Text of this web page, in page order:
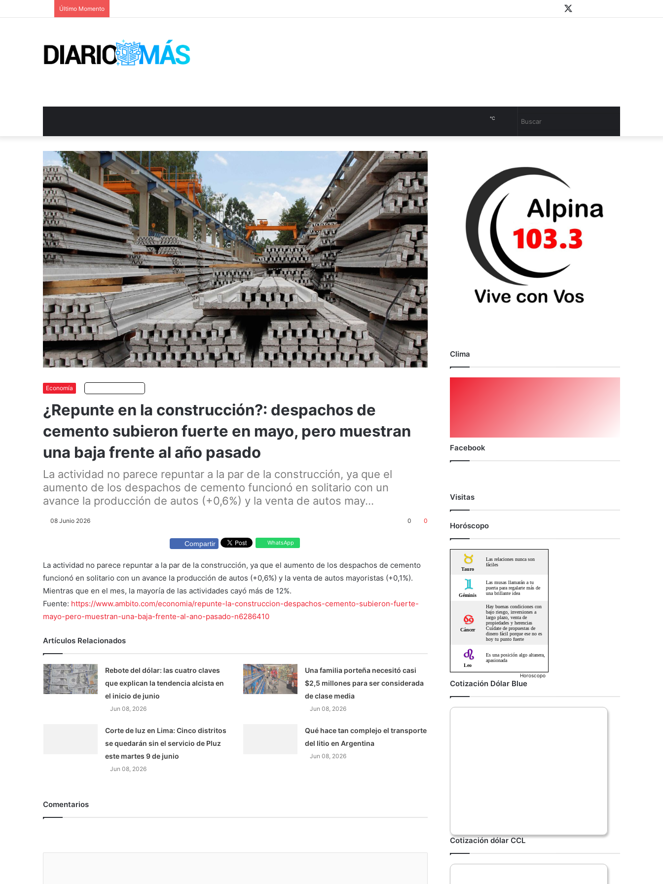
Último Momento Instagram
Youtube
WhatsApp
Cambiar
℃
Economía
¿Repunte en la construcción?: despachos de
cemento subieron fuerte en mayo, pero muestran
una baja frente al año pasado
La actividad no parece repuntar a la par de la construcción, ya que el
aumento de los despachos de cemento funcionó en solitario con un
avance la producción de autos (+0,6%) y la venta de autos may...
08 Junio 2026 0 0
Compartir WhatsApp
La actividad no parece repuntar a la par de la construcción, ya que el aumento de los despachos de cemento
funcionó en solitario con un avance la producción de autos (+0,6%) y la venta de autos mayoristas (+0,1%).
Mientras que en el mes, la mayoría de las actividades cayó más de 12%.
Fuente: https://www.ambito.com/economia/repunte-la-construccion-despachos-cemento-subieron-fuerte-
mayo-pero-muestran-una-baja-frente-al-ano-pasado-n6286410
Artículos Relacionados
Rebote del dólar: las cuatro claves
que explican la tendencia alcista en
el inicio de junio
Jun 08, 2026
Una familia porteña necesitó casi
$2,5 millones para ser considerada
de clase media
Jun 08, 2026
Corte de luz en Lima: Cinco distritos
se quedarán sin el servicio de Pluz
este martes 9 de junio
Jun 08, 2026
Qué hace tan complejo el transporte
del litio en Argentina
Jun 08, 2026
Comentarios
Clima
Facebook
Visitas
Horóscopo
Horoscopo
Cotización Dólar Blue
Cotización dólar CCL